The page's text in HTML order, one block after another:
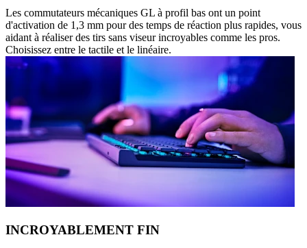
Les commutateurs mécaniques GL à profil bas ont un point
d'activation de 1,3 mm pour des temps de réaction plus rapides, vous
aidant à réaliser des tirs sans viseur incroyables comme les pros.
Choisissez entre le tactile et le linéaire.
INCROYABLEMENT FIN